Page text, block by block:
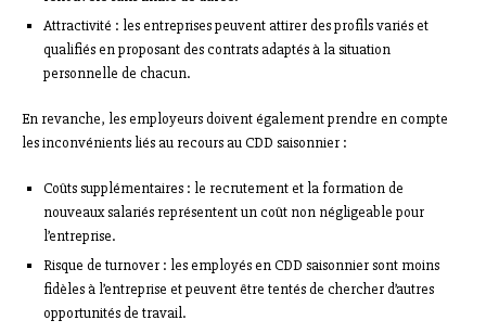
Attractivité : les entreprises peuvent attirer des profils variés et
qualifiés en proposant des contrats adaptés à la situation
personnelle de chacun.
En revanche, les employeurs doivent également prendre en compte
les inconvénients liés au recours au CDD saisonnier :
Coûts supplémentaires : le recrutement et la formation de
nouveaux salariés représentent un coût non négligeable pour
l’entreprise.
Risque de turnover : les employés en CDD saisonnier sont moins
fidèles à l’entreprise et peuvent être tentés de chercher d’autres
opportunités de travail.